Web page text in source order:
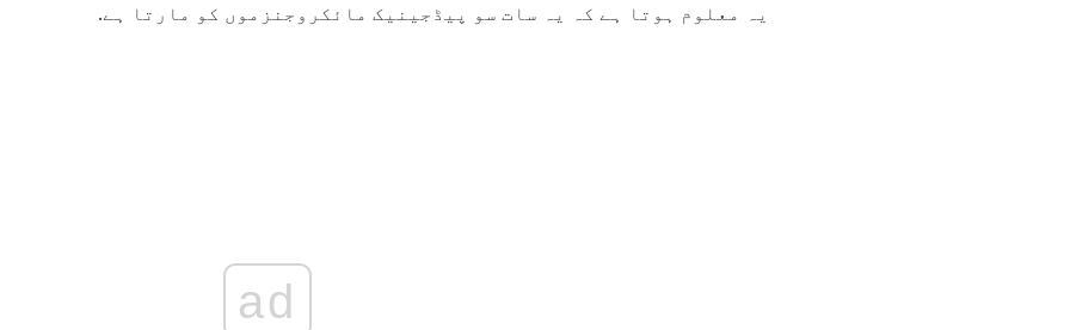
یہ معلوم ہوتا ہے کہ یہ سات سو پیڈجینیک مائکروجنزموں کو مارتا ہے.
ad